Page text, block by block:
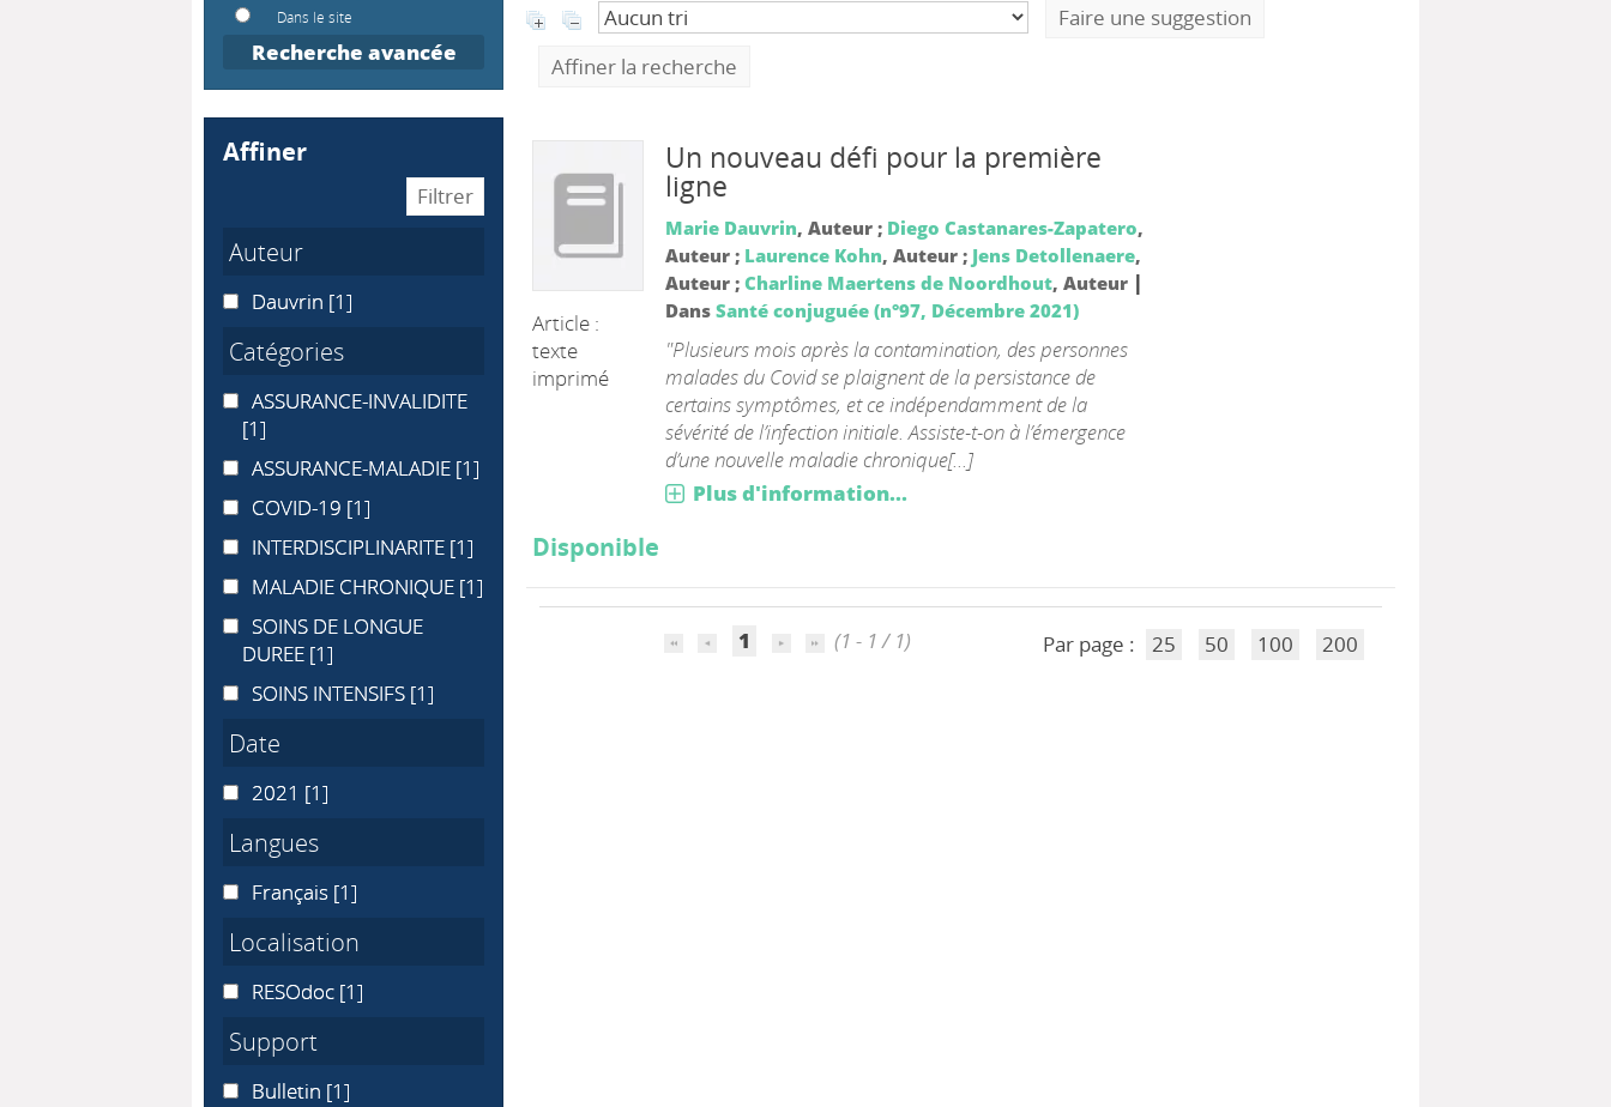
Faire une suggestion
Affiner la recherche
Article :
texte
imprimé
Un nouveau défi pour la première
ligne
Marie Dauvrin, Auteur ; Diego Castanares-Zapatero,
Auteur ; Laurence Kohn, Auteur ; Jens Detollenaere,
Auteur ; Charline Maertens de Noordhout, Auteur |
Dans Santé conjuguée (n°97, Décembre 2021)
"Plusieurs mois après la contamination, des personnes
malades du Covid se plaignent de la persistance de
certains symptômes, et ce indépendamment de la
sévérité de l’infection initiale. Assiste-t-on à l’émergence
d’une nouvelle maladie chronique[...]
Plus d'information...
Disponible
1 (1 - 1 / 1) Par page : 25 50 100 200
Dans le site
Recherche avancée
affiner
Auteur
Dauvrin
Dauvrin [1]
Catégories
ASSURANCE-INVALIDITE
ASSURANCE-INVALIDITE
[1]
ASSURANCE-MALADIE
ASSURANCE-MALADIE [1]
COVID-19
COVID-19 [1]
INTERDISCIPLINARITE
INTERDISCIPLINARITE [1]
MALADIE CHRONIQUE
MALADIE CHRONIQUE [1]
SOINS DE LONGUE DUREE
SOINS DE LONGUE
DUREE [1]
SOINS INTENSIFS
SOINS INTENSIFS [1]
Date
20212021 [1]
Langues
Français
Français [1]
Localisation
RESOdoc
RESOdoc [1]
Support
Bulletin
Bulletin [1]